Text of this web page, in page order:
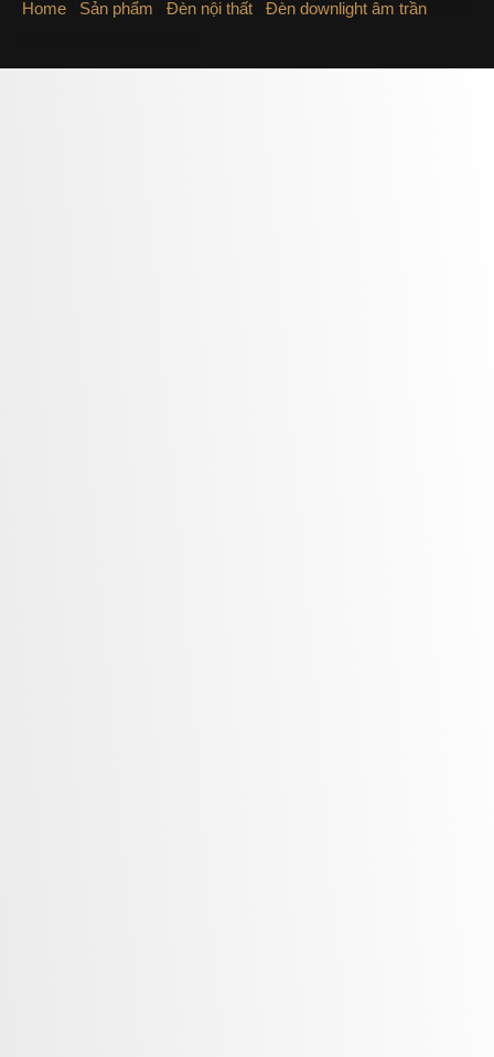
Home Sản phẩm Đèn nội thất Đèn downlight âm trần